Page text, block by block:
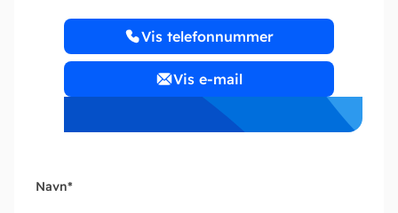
Vis telefonnummer
Vis e-mail
Navn*